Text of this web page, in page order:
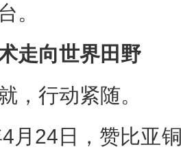
。
走向世界田野
，行动紧随。
月24日，赞比亚